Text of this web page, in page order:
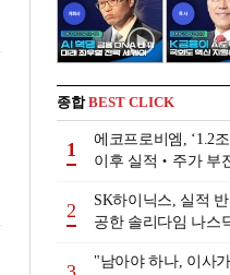
종합BEST CLICK
1
에코프로비엠, ‘1.2
이후 실적‧주가 부
2
SK하이닉스, 실적
공한 솔리다임 나스
"남아야 하나, 이사